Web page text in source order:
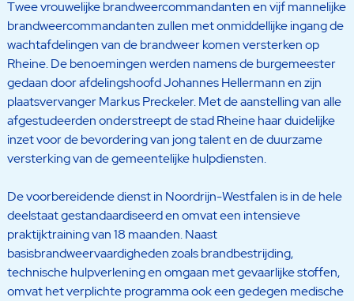
Twee vrouwelijke brandweercommandanten en vijf mannelijke
brandweercommandanten zullen met onmiddellijke ingang de
wachtafdelingen van de brandweer komen versterken op
Rheine. De benoemingen werden namens de burgemeester
gedaan door afdelingshoofd Johannes Hellermann en zijn
plaatsvervanger Markus Preckeler. Met de aanstelling van alle
afgestudeerden onderstreept de stad Rheine haar duidelijke
inzet voor de bevordering van jong talent en de duurzame
versterking van de gemeentelijke hulpdiensten.
De voorbereidende dienst in Noordrijn-Westfalen is in de hele
deelstaat gestandaardiseerd en omvat een intensieve
praktijktraining van 18 maanden. Naast
basisbrandweervaardigheden zoals brandbestrijding,
technische hulpverlening en omgaan met gevaarlijke stoffen,
omvat het verplichte programma ook een gedegen medische